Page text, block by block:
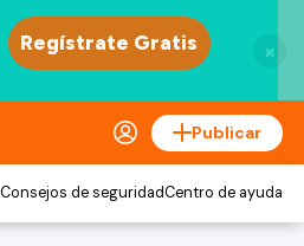
×
Publicar
Consejos de seguridadCentro de ayuda